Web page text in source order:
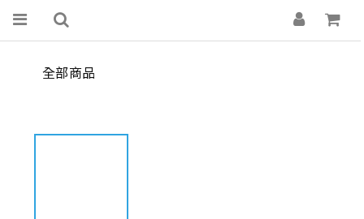
全部商品